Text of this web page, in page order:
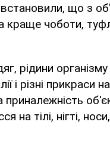
що з
краще чоботи,
рідини організму
і різні прикраси
на тілі, нігті,